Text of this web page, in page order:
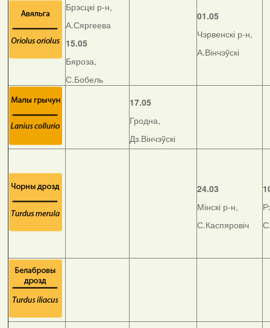
Брэсцкі р-н,
А.Сяргеева
15.05
Бяроза,
С.Бобель
01.05
Чэрвенскі р-н,
А.Вінчэўскі
17.05
Гродна,
Дз.Вінчэўскі
24.03
Мінскі р-н,
С.Каспяровіч